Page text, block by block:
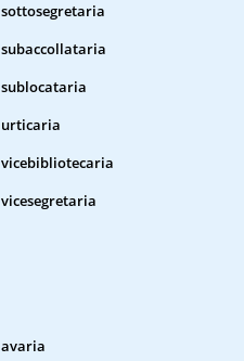
sottosegretaria
subaccollataria
sublocataria
urticaria
vicebibliotecaria
vicesegretaria
avaria